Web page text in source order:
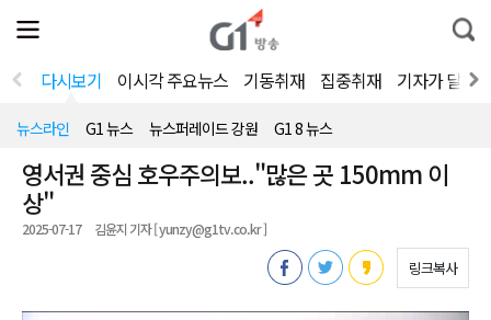
전
체
뉴
열
통
합
색
다시보기 이시각 주요뉴스 기동취재 집중취재 기자가 달려
뉴스라인 G1 뉴스 뉴스퍼레이드 강원 G1 8 뉴스
영서권 중심 호우주의보.."많은 곳 150mm 이
상"
2025-07-17 김윤지 기자 [ yunzy@g1tv.co.kr ]
링크복사